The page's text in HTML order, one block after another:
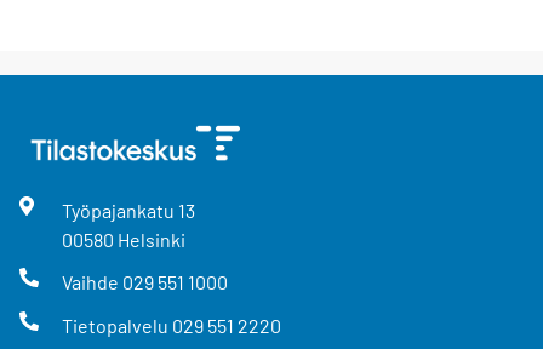
Työpajankatu 13
00580 Helsinki
Vaihde 029 551 1000
Tietopalvelu 029 551 2220